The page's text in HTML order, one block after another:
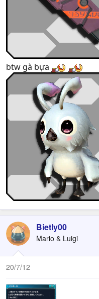
btw gà bựa
Bietly00
Mario & Luigi
20/7/12